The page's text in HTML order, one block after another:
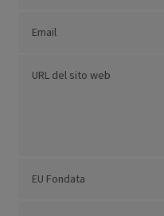
Email
URL del sito web
EU Fondata